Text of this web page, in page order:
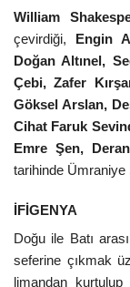
William
çevirdiği,
Engin
Doğan Altınel,
Çebi, Zafer
Göksel Arslan,
Cihat Faruk
Emre Şen,
tarihinde Ümraniye
İFİGENYA
Doğu ile Batı
seferine çıkmak
limandan